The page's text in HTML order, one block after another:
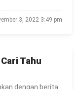
3, 2022 3:49 pm
Tahu
dengan berita